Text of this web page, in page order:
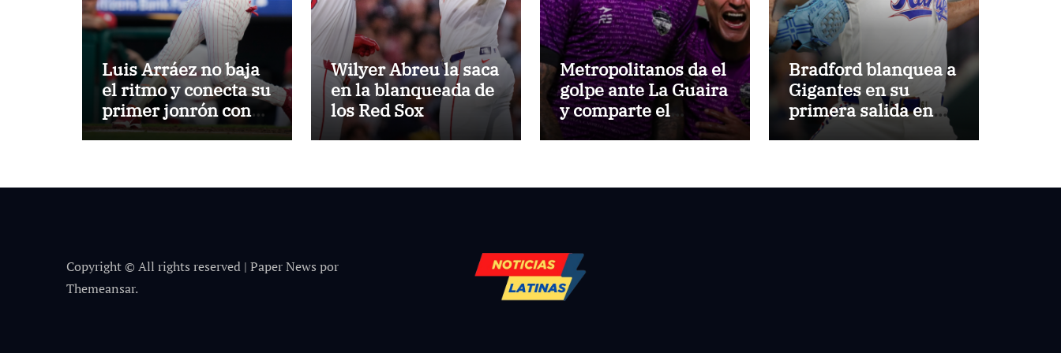
Luis Arráez no baja
el ritmo y conecta su
primer jonrón con
los Filis
Wilyer Abreu la saca
en la blanqueada de
los Red Sox
Metropolitanos da el
golpe ante La Guaira
y comparte el
liderato
Bradford blanquea a
Gigantes en su
primera salida en
MLB
Copyright © All rights reserved | Paper News por
Themeansar.